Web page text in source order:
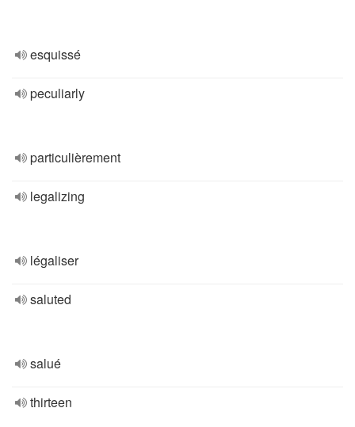
esquissé
peculiarly
particulièrement
legalizing
légaliser
saluted
salué
thirteen